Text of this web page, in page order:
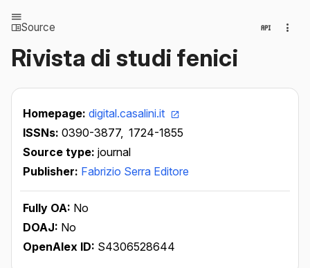
Source
Rivista di studi fenici
Homepage: digital.casalini.it
ISSNs: 0390-3877, 1724-1855
Source type: journal
Publisher: Fabrizio Serra Editore
Fully OA: No
DOAJ: No
OpenAlex ID: S4306528644